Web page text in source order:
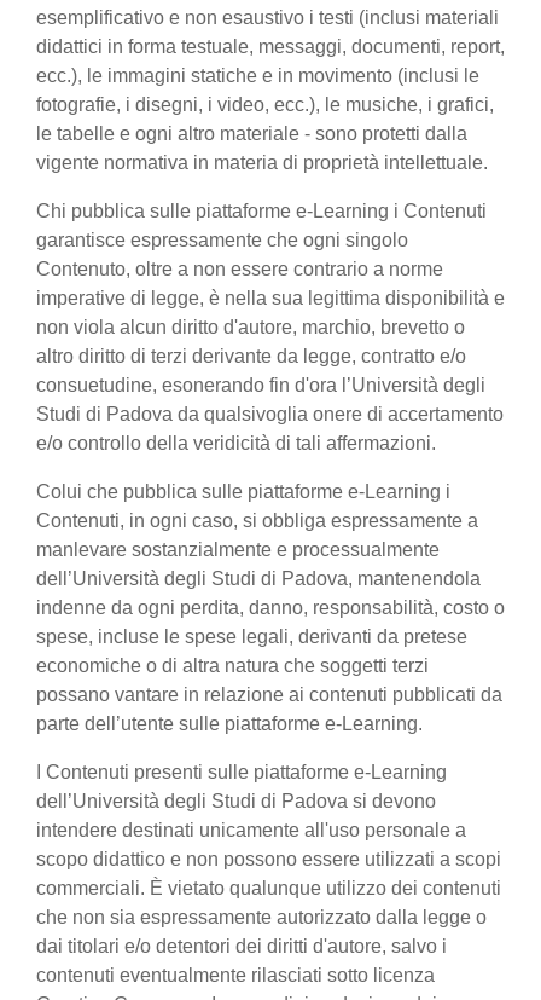
esemplificativo e non esaustivo i testi (inclusi materiali
didattici in forma testuale, messaggi, documenti, report,
ecc.), le immagini statiche e in movimento (inclusi le
fotografie, i disegni, i video, ecc.), le musiche, i grafici,
le tabelle e ogni altro materiale - sono protetti dalla
vigente normativa in materia di proprietà intellettuale.
Chi pubblica sulle piattaforme e-Learning i Contenuti
garantisce espressamente che ogni singolo
Contenuto, oltre a non essere contrario a norme
imperative di legge, è nella sua legittima disponibilità e
non viola alcun diritto d'autore, marchio, brevetto o
altro diritto di terzi derivante da legge, contratto e/o
consuetudine, esonerando fin d'ora l’Università degli
Studi di Padova da qualsivoglia onere di accertamento
e/o controllo della veridicità di tali affermazioni.
Colui che pubblica sulle piattaforme e-Learning i
Contenuti, in ogni caso, si obbliga espressamente a
manlevare sostanzialmente e processualmente
dell’Università degli Studi di Padova, mantenendola
indenne da ogni perdita, danno, responsabilità, costo o
spese, incluse le spese legali, derivanti da pretese
economiche o di altra natura che soggetti terzi
possano vantare in relazione ai contenuti pubblicati da
parte dell’utente sulle piattaforme e-Learning.
I Contenuti presenti sulle piattaforme e-Learning
dell’Università degli Studi di Padova si devono
intendere destinati unicamente all'uso personale a
scopo didattico e non possono essere utilizzati a scopi
commerciali. È vietato qualunque utilizzo dei contenuti
che non sia espressamente autorizzato dalla legge o
dai titolari e/o detentori dei diritti d'autore, salvo i
contenuti eventualmente rilasciati sotto licenza